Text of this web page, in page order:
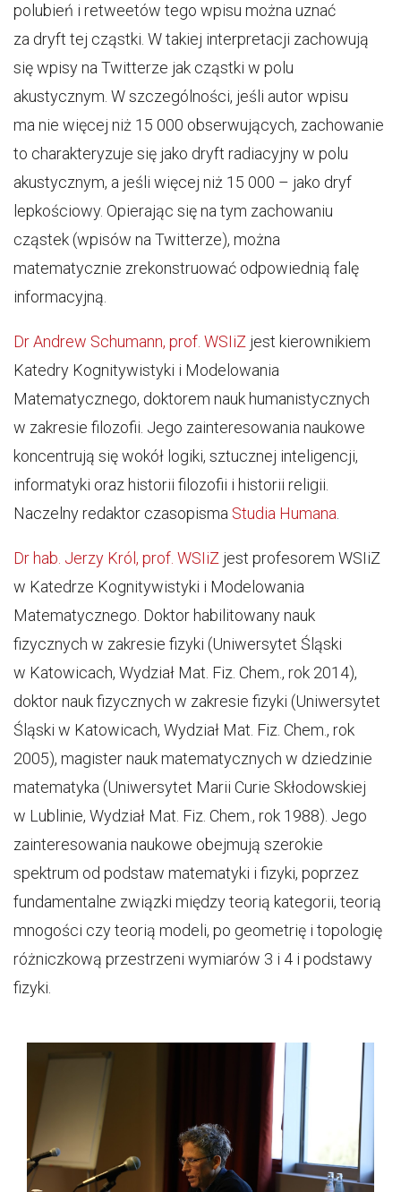
polubień i retweetów tego wpisu można uznać
za dryft tej cząstki. W takiej interpretacji zachowują
się wpisy na Twitterze jak cząstki w polu
akustycznym. W szczególności, jeśli autor wpisu
ma nie więcej niż 15 000 obserwujących, zachowanie
to charakteryzuje się jako dryft radiacyjny w polu
akustycznym, a jeśli więcej niż 15 000 – jako dryf
lepkościowy. Opierając się na tym zachowaniu
cząstek (wpisów na Twitterze), można
matematycznie zrekonstruować odpowiednią falę
informacyjną.
Dr Andrew Schumann, prof. WSIiZ jest kierownikiem
Katedry Kognitywistyki i Modelowania
Matematycznego, doktorem nauk humanistycznych
w zakresie filozofii. Jego zainteresowania naukowe
koncentrują się wokół logiki, sztucznej inteligencji,
informatyki oraz historii filozofii i historii religii.
Naczelny redaktor czasopisma Studia Humana
Dr hab. Jerzy Król, prof. WSIiZ jest profesorem WSIiZ
w Katedrze Kognitywistyki i Modelowania
Matematycznego. Doktor habilitowany nauk
fizycznych w zakresie fizyki (Uniwersytet Śląski
w Katowicach, Wydział Mat. Fiz. Chem., rok 2014),
doktor nauk fizycznych w zakresie fizyki (Uniwersytet
Śląski w Katowicach, Wydział Mat. Fiz. Chem., rok
2005), magister nauk matematycznych w dziedzinie
matematyka (Uniwersytet Marii Curie Skłodowskiej
w Lublinie, Wydział Mat. Fiz. Chem., rok 1988). Jego
zainteresowania naukowe obejmują szerokie
spektrum od podstaw matematyki i fizyki, poprzez
fundamentalne związki między teorią kategorii, teorią
mnogości czy teorią modeli, po geometrię i topologię
różniczkową przestrzeni wymiarów 3 i 4 i podstawy
fizyki.